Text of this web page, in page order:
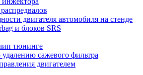
двигателя автомобиля на стенде
и блоков SRS
тюнинге
сажевого фильтра
двигателем